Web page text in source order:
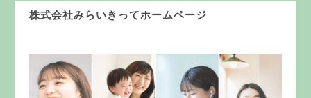
株式会社みらいきってホームページ